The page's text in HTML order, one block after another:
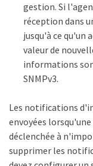
gestion. Si
réception dans
jusqu'à ce qu'un
valeur de
informations
SNMPv3.
Les notifications
envoyées
déclenchée à
supprimer les